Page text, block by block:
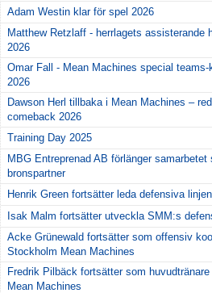
Adam Westin klar för spel 2026
Matthew Retzlaff - herrlagets assisterande
2026
Omar Fall - Mean Machines special teams-
2026
Dawson Herl tillbaka i Mean Machines –
comeback 2026
Training Day 2025
MBG Entreprenad AB förlänger samarbetet
bronspartner
Henrik Green fortsätter leda defensiva linjen
Isak Malm fortsätter utveckla SMM:s
Acke Grünewald fortsätter som offensiv
Stockholm Mean Machines
Fredrik Pilbäck fortsätter som
Mean Machines